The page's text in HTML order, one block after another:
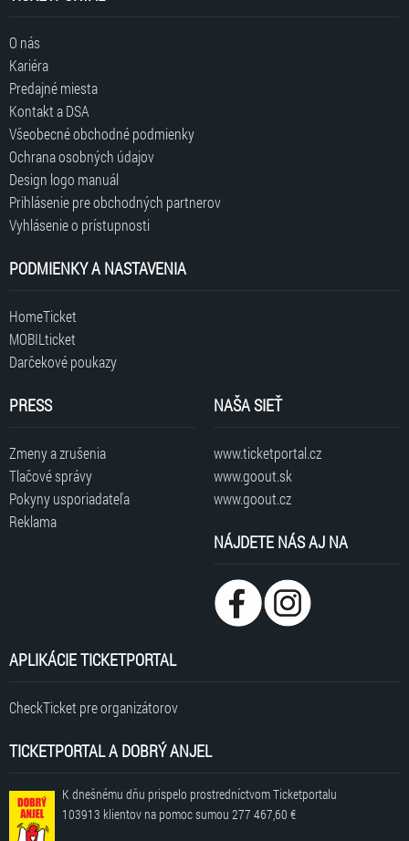
O nás
Kariéra
Predajné miesta
Kontakt a DSA
Všeobecné obchodné podmienky
Ochrana osobných údajov
Design logo manuál
Prihlásenie pre obchodných partnerov
Vyhlásenie o prístupnosti
PODMIENKY A NASTAVENIA
HomeTicket
MOBILticket
Darčekové poukazy
PRESS
Zmeny a zrušenia
Tlačové správy
Pokyny usporiadateľa
Reklama
NAŠA SIEŤ
www.ticketportal.cz
www.goout.sk
www.goout.cz
NÁJDETE NÁS AJ NA
APLIKÁCIE TICKETPORTAL
CheckTicket pre organizátorov
TICKETPORTAL A DOBRÝ ANJEL
K dnešnému dňu prispelo prostredníctvom Ticketportalu
103913 klientov na pomoc sumou 277 467,60 €